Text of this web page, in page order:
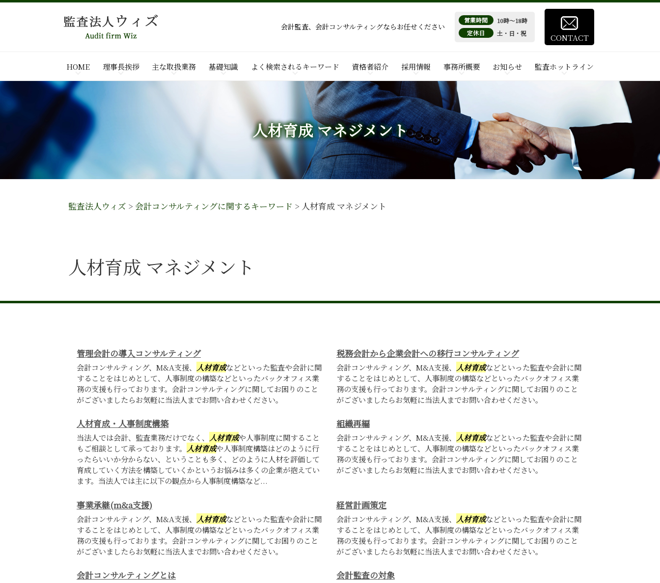
人材育成 マネジメント
会計監査、会計コンサルティングならお任せください
営業時間
10時～18時
定休日
土・日・祝 CONTACT
HOME 理事長挨拶 主な取扱業務 基礎知識 よく検索されるキーワード 資格者紹介 採用情報 事務所概要 お知らせ 監査ホットライン
監査法人ウィズ > 会計コンサルティングに関するキーワード > 人材育成 マネジメント
人材育成 マネジメント
管理会計の導入コンサルティング
会計コンサルティング、M&A支援、 人材育成などといった監査や会計に関
することをはじめとして、人事制度の構築などといったバックオフィス業
務の支援も行っております。会計コンサルティングに関してお困りのこと
がございましたらお気軽に当法人までお問い合わせください。
税務会計から企業会計への移行コンサルティング
会計コンサルティング、M&A支援、 人材育成などといった監査や会計に関
することをはじめとして、人事制度の構築などといったバックオフィス業
務の支援も行っております。会計コンサルティングに関してお困りのこと
がございましたらお気軽に当法人までお問い合わせください。
人材育成・人事制度構築
当法人では会計、監査業務だけでなく、 人材育成や人事制度に関すること
もご相談として承っております。 人材育成や人事制度構築はどのように行
ったらいいか分からない、ということも多く、どのように人材を評価して
育成していく方法を構築していくかというお悩みは多くの企業が抱えてい
ます。当法人では主に以下の観点から人事制度構築など...
組織再編
会計コンサルティング、M&A支援、 人材育成などといった監査や会計に関
することをはじめとして、人事制度の構築などといったバックオフィス業
務の支援も行っております。会計コンサルティングに関してお困りのこと
がございましたらお気軽に当法人までお問い合わせください。
事業承継(m&a支援)
会計コンサルティング、M&A支援、 人材育成などといった監査や会計に関
することをはじめとして、人事制度の構築などといったバックオフィス業
務の支援も行っております。会計コンサルティングに関してお困りのこと
がございましたらお気軽に当法人までお問い合わせください。
経営計画策定
会計コンサルティング、M&A支援、 人材育成などといった監査や会計に関
することをはじめとして、人事制度の構築などといったバックオフィス業
務の支援も行っております。会計コンサルティングに関してお困りのこと
がございましたらお気軽に当法人までお問い合わせください。
会計コンサルティングとは 会計監査の対象